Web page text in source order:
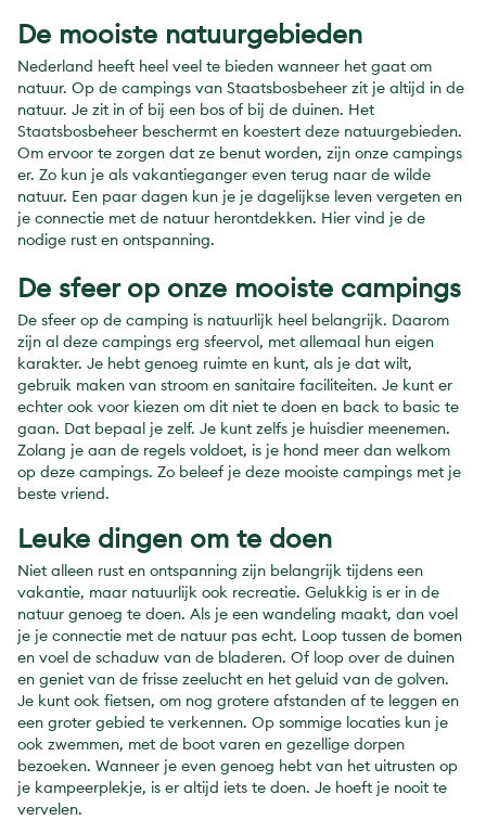
De mooiste natuurgebieden
Nederland heeft heel veel te bieden wanneer het gaat om
natuur. Op de campings van Staatsbosbeheer zit je altijd in de
natuur. Je zit in of bij een bos of bij de duinen. Het
Staatsbosbeheer beschermt en koestert deze natuurgebieden.
Om ervoor te zorgen dat ze benut worden, zijn onze campings
er. Zo kun je als vakantieganger even terug naar de wilde
natuur. Een paar dagen kun je je dagelijkse leven vergeten en
je connectie met de natuur herontdekken. Hier vind je de
nodige rust en ontspanning.
De sfeer op onze mooiste campings
De sfeer op de camping is natuurlijk heel belangrijk. Daarom
zijn al deze campings erg sfeervol, met allemaal hun eigen
karakter. Je hebt genoeg ruimte en kunt, als je dat wilt,
gebruik maken van stroom en sanitaire faciliteiten. Je kunt er
echter ook voor kiezen om dit niet te doen en back to basic te
gaan. Dat bepaal je zelf. Je kunt zelfs je huisdier meenemen.
Zolang je aan de regels voldoet, is je hond meer dan welkom
op deze campings. Zo beleef je deze mooiste campings met je
beste vriend.
Leuke dingen om te doen
Niet alleen rust en ontspanning zijn belangrijk tijdens een
vakantie, maar natuurlijk ook recreatie. Gelukkig is er in de
natuur genoeg te doen. Als je een wandeling maakt, dan voel
je je connectie met de natuur pas echt. Loop tussen de bomen
en voel de schaduw van de bladeren. Of loop over de duinen
en geniet van de frisse zeelucht en het geluid van de golven.
Je kunt ook fietsen, om nog grotere afstanden af te leggen en
een groter gebied te verkennen. Op sommige locaties kun je
ook zwemmen, met de boot varen en gezellige dorpen
bezoeken. Wanneer je even genoeg hebt van het uitrusten op
je kampeerplekje, is er altijd iets te doen. Je hoeft je nooit te
vervelen.